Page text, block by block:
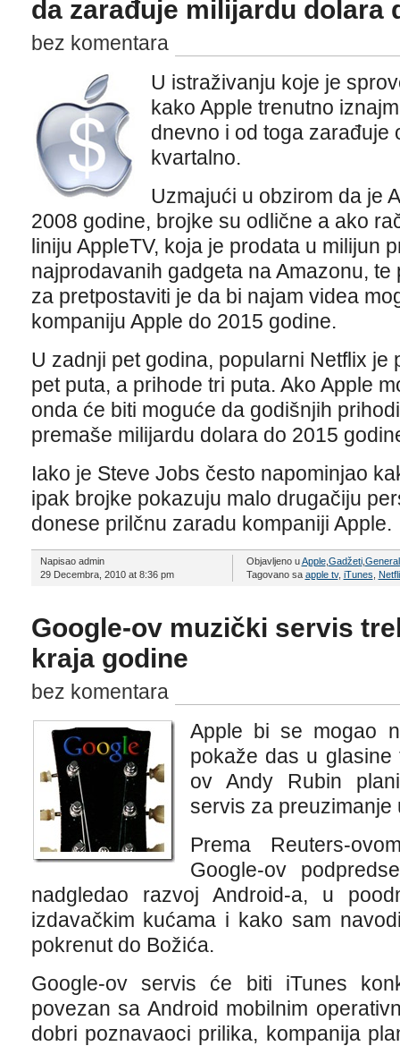
da zarađuje milijardu dolara
bez komentara
U istraživanju koje je
kako Apple trenutno
dnevno i od toga zarađuje
kvartalno.
Uzmajući u obzirom da je
2008 godine, brojke su odlične a ako
liniju AppleTV, koja je prodata u milijun
najprodavanih gadgeta na Amazonu,
za pretpostaviti je da bi najam videa
kompaniju Apple do 2015 godine.
U zadnji pet godina, popularni Netflix je
pet puta, a prihode tri puta. Ako Apple
onda će biti moguće da godišnjih
premaše milijardu dolara do 2015
Iako je Steve Jobs često napominjao
ipak brojke pokazuju malo drugačiju
donese prilčnu zaradu kompaniji Apple.
Napisao admin
29 Decembra, 2010 at 8:36 pm
Objavljeno uApple, Gadžeti,
Tagovano sa apple tv, iTunes
Google-ov muzički servis
kraja godine
bez komentara
Apple bi se mogao
pokaže das u
ov Andy Rubin
servis za preuzimanje
Prema Reuters-
Google-ov
nadgledao razvoj Android-a, u
izdavačkim kućama i kako sam
pokrenut do Božića.
Google-ov servis će biti iTunes
povezan sa Android mobilnim
dobri poznavaoci prilika, kompanija